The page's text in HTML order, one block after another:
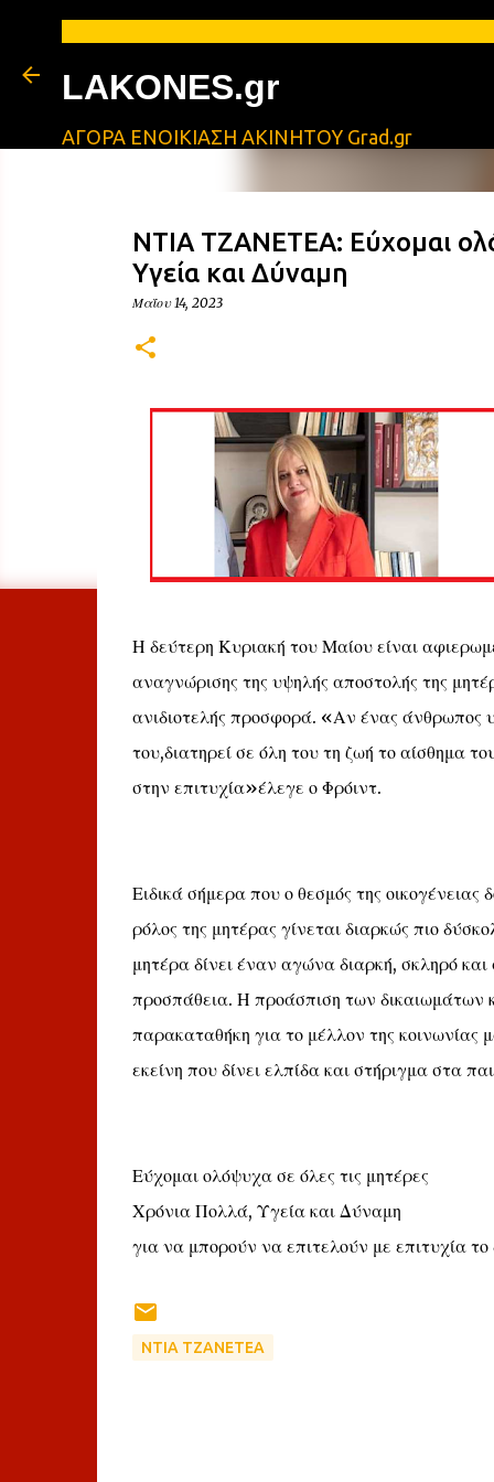
LAKONES.gr
ΑΓΟΡΑ ΕΝΟΙΚΙΑΣΗ ΑΚΙΝΗΤΟΥ Grad.gr
ΝΤΙΑ ΤΖΑΝΕΤΕΑ: Εύχομαι
Υγεία και Δύναμη
Μαΐου 14, 2023
Η δεύτερη Κυριακή του Μαίου είναι
αναγνώρισης της υψηλής αποστολής της
ανιδιοτελής προσφορά. «Αν ένας άνθρωπος
του,διατηρεί σε όλη του τη ζωή το αίσθημα
στην επιτυχία»έλεγε ο Φρόιντ.
Ειδικά σήμερα που ο θεσμός της οικογένειας
ρόλος της μητέρας γίνεται διαρκώς πιο
μητέρα δίνει έναν αγώνα διαρκή, σκληρό
προσπάθεια. Η προάσπιση των δικαιωμάτων
παρακαταθήκη για το μέλλον της κοινωνίας
εκείνη που δίνει ελπίδα και στήριγμα στα
Εύχομαι ολόψυχα σε όλες τις μητέρες
Χρόνια Πολλά, Υγεία και Δύναμη
για να μπορούν να επιτελούν με επιτυχία το
ΝΤΙΑ ΤΖΑΝΕΤΕΑ